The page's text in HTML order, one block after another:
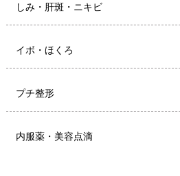
しみ・肝斑・ニキビ
イボ・ほくろ
プチ整形
内服薬・美容点滴